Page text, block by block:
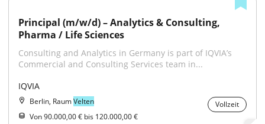
Principal (m/w/d) – Analytics & Consulting,
Pharma / Life Sciences
Consulting and Analytics in Germany is part of IQVIA’s
Commercial and Consulting Services team in...
IQVIA
Berlin, RaumVelten
Vollzeit
Von 90.000,00 € bis 120.000,00 €